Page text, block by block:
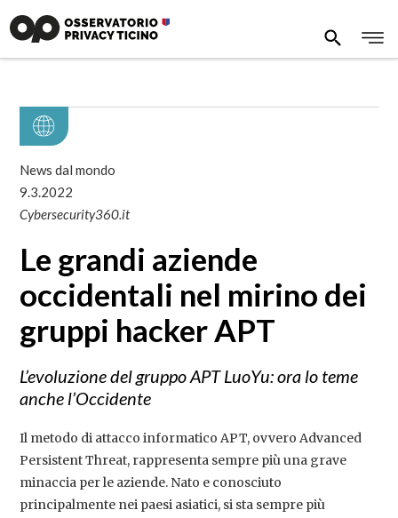
News dal mondo
9.3.2022
Cybersecurity360.it
Le grandi aziende
occidentali nel mirino dei
gruppi hacker APT
L’evoluzione del gruppo APT LuoYu: ora lo teme
anche l’Occidente
Il metodo di attacco informatico APT, ovvero Advanced
Persistent Threat, rappresenta sempre più una grave
minaccia per le aziende. Nato e conosciuto
principalmente nei paesi asiatici, si sta sempre più